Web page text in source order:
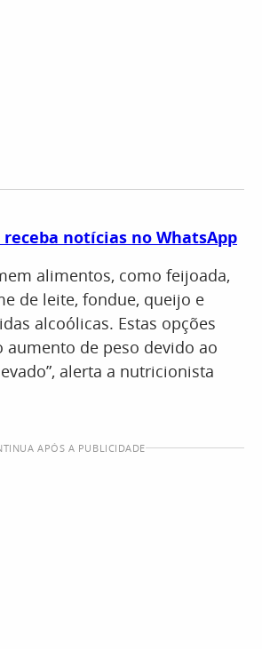
notícias no WhatsApp
alimentos, como feijoada,
de leite, fondue, queijo e
alcoólicas. Estas opções
aumento de peso devido ao
alerta a nutricionista
APÓS A PUBLICIDADE